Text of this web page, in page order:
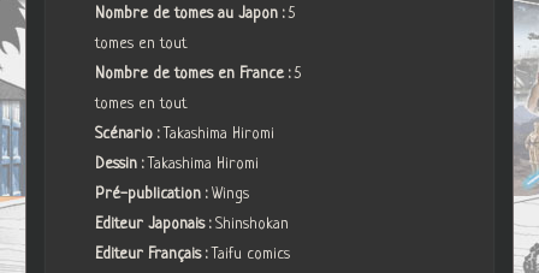
Nombre de tomes au Japon :5
tomes en tout
Nombre de tomes en France :5
tomes en tout
Scénario : Takashima Hiromi
Dessin : Takashima Hiromi
Pré-publication :Wings
Editeur Japonais :Shinshokan
Editeur Français : Taifu comics